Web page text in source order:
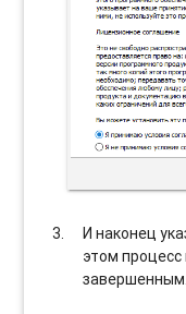
И наконец
этом
завершенным.